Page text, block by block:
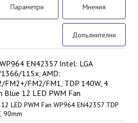
Параметри Мнения
Допълнителни
EN42357 Intel: LGA
115x; AMD:
FM2+/FM2/FM1, TDP 140W, 4
Blue 12 LED PWM Fan
LED PWM Fan WP964 EN42357 TDP
90mm